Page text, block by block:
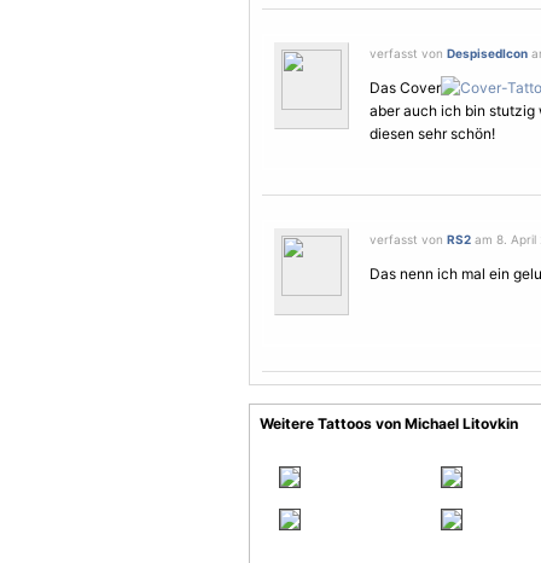
verfasst von DespisedIcon
Das Cover
aber auch ich bin stutzig
diesen sehr schön!
verfasst von RS2 am 8. April
Das nenn ich mal ein
Weitere Tattoos von Michael Litovkin